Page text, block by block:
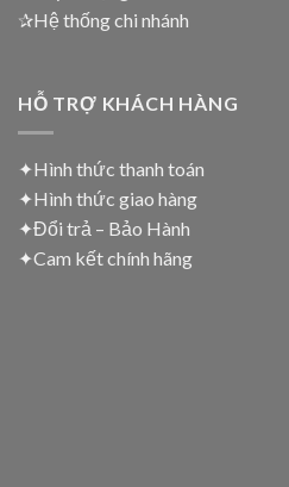
✰Hệ thống chi nhánh
HỖ TRỢ KHÁCH HÀNG
✦Hình thức thanh toán
✦Hình thức giao hàng
✦Đổi trả – Bảo Hành
✦Cam kết chính hãng